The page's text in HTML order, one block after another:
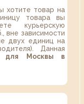
хотите товар на
товара вы
курьерскую
вне зависимости
двух единиц на
Данная
для Москвы в